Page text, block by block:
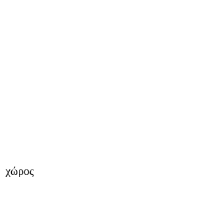
χώρος